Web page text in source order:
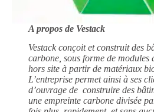
A propos de Vestack
Vestack conçoit et construit des
carbone, sous forme de modules
hors site à partir de matériaux
L’entreprise permet ainsi à ses
d’ouvrage de construire des
une empreinte carbone divisée